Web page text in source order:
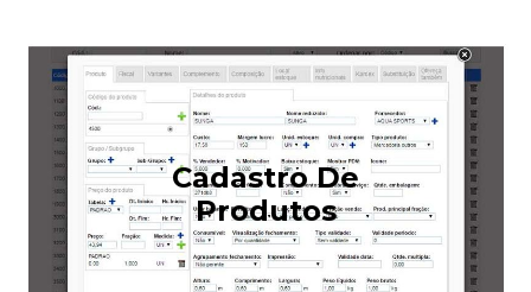
Cadastro De
Produtos